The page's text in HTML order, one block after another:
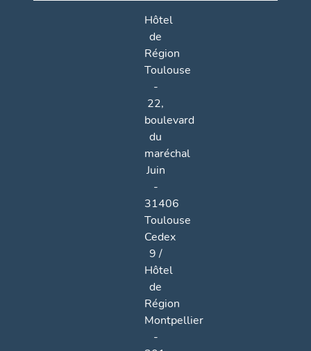
Hôtel
de
Région
Toulouse
-
22,
boulevard
du
maréchal
Juin
-
31406
Toulouse
Cedex
9 /
Hôtel
de
Région
Montpellier
-